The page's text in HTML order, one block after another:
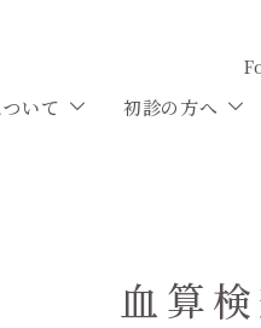
いて 初診の方へ
血算